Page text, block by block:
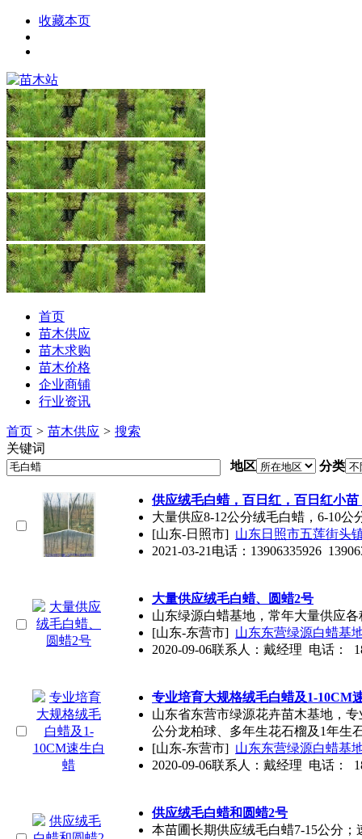
收藏本页
首页
苗木供应
苗木求购
苗木价格
企业商铺
行业资讯
首页 > 苗木供应 > 搜索
关键词
地区
分类
供应绒毛白蜡，百日红，百日红小苗
大量供应8-12公分绒毛白蜡 ，6-10
[山东-日照市] 山东日照市五莲街头
2021-03-21 电话：13906335926
大量供应绒毛白蜡、圆蜡2号
山东绿源白蜡基地，常年大量供应
[山东-东营市] 山东东营绿源白蜡基
2020-09-06联系人：戴经理 电话：
专业培育大规格绒毛白蜡及1-10CM
山东省东营市绿源花卉苗木基地，
公分龙柏球、多年生花石榴及1年生
[山东-东营市] 山东东营绿源白蜡基
2020-09-06联系人：戴经理 电话：
供应绒毛白蜡和圆蜡2号
本苗圃长期供应绒毛白蜡7-15公分；